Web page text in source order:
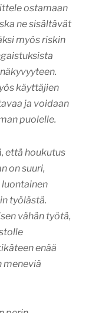
ostamaan
ne sisältävät
myös riskin
käyttäjien
ja voidaan
puolelle.
että houkutus
on suuri,
työlästä.
vähän työtä,
enää
meneviä